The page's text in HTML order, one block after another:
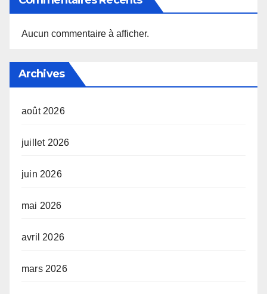
Aucun commentaire à afficher.
Archives
août 2026
juillet 2026
juin 2026
mai 2026
avril 2026
mars 2026